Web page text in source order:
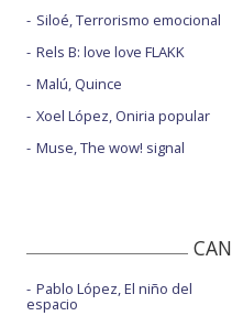
Siloé, Terrorismo emocional
Rels B: love love FLAKK
Malú, Quince
Xoel López, Oniria popular
Muse, The wow! signal
Pablo López, El niño del
espacio